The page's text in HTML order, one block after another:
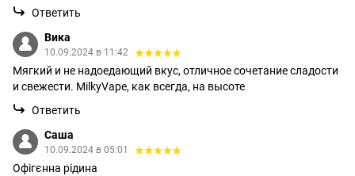
Ответить
Вика
10.09.2024 в 11:42
Мягкий и не надоедающий вкус, отличное сочетание сладости
и свежести. MilkyVape, как всегда, на высоте
Ответить
Саша
10.09.2024 в 05:01
Офігєнна рідина